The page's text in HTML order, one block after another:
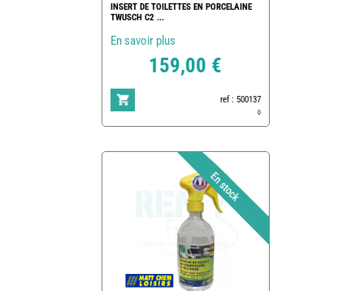
INSERT DE TOILETTES EN PORCELAINE
TWUSCH C2 ...
En savoir plus
159,00 €
ref : 500137
0